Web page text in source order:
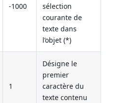
-1000
sélection
courante de
texte dans
l’objet (*)
1
Désigne le
premier
caractère du
texte contenu